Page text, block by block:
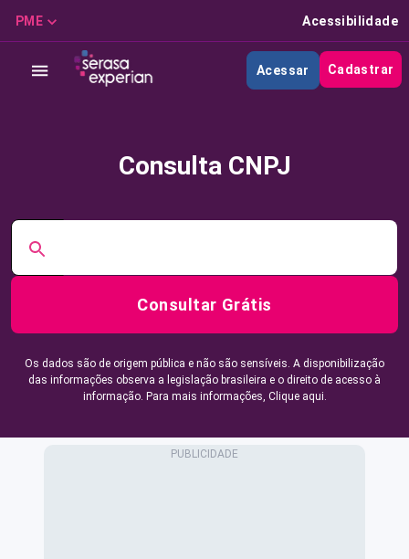
PME Acessibilidade
Acessar Cadastrar
Consulta CNPJ
Consultar Grátis
Os dados são de origem pública e não são sensíveis. A disponibilização
das informações observa a legislação brasileira e o direito de acesso à
informação. Para mais informações, Clique aqui.